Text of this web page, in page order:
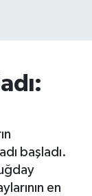
başladı.
en